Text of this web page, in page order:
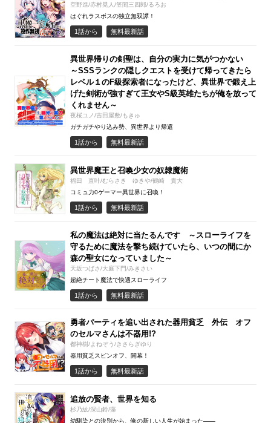
空野進/赤村晃人/笠間三四郎/るろお
はぐれラスボスの独立無双譚！
1話から 無料最新話
異世界帰りの剣聖は、自分の実力に気がつかない
～SSSランクの隠しクエストを受けて帰ってきたら
レベル１のF級探索者になったけど、異世界で鍛え上
げた剣術が強すぎて王女やS級英雄たちが俺を放って
くれません～
夜桜ユノ/吉田屋敷/もきゅ
ガチガチやり込み勢、異世界より帰還
1話から 無料最新話
異世界魔王と召喚少女の奴隷魔術
福田 直叶/むらさき ゆきや/鶴崎 貴大
コミュ力0ゲーマー異世界に召喚！
1話から 無料最新話
私の魔法は絶対に当たるんです ～スローライフを
守るために魔法を撃ち続けていたら、いつの間にか
森の聖女になっていました～
天坂つばさ/大庭下門/みきさい
超絶チート魔法で快適スローライフ
1話から 無料最新話
勇者パーティを追い出された器用貧乏 外伝 オフ
のセルマさんは不器用!?
都神樹/よねぞう/きさらぎゆり
器用貧乏スピンオフ、開幕！
1話から 無料最新話
追放の賢者、世界を知る
杉乃紘/深山鈴/藻
幼馴染との決別から、俺の新しい人生が始まった――